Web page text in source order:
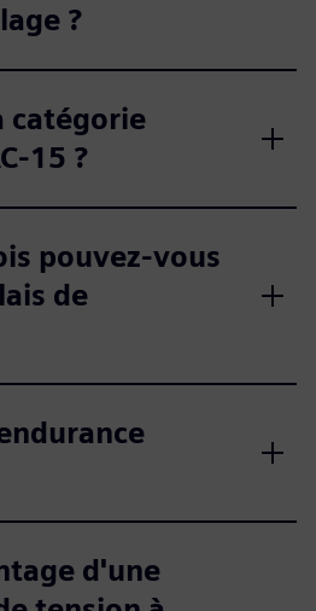
?
catégorie
15 ?
pouvez-vous
de
d'une